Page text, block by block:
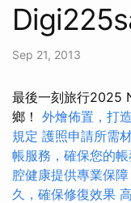
Sep 21, 2013
最後一刻旅行2025
鄉！ 外燴佈置，打
規定 護照申請所需
帳服務，確保您的
腔健康提供專業保障
久，確保修復效果